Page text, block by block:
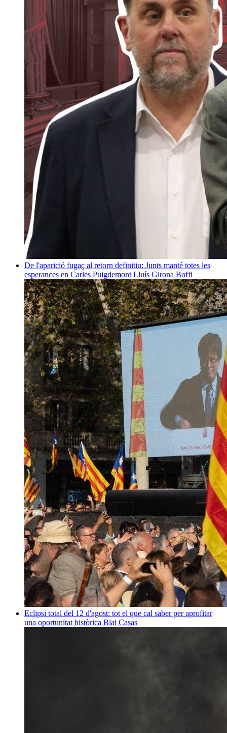
De l'aparició fugaç al retorn definitiu: Junts manté totes les
esperances en Carles Puigdemont Lluís Girona Boffi
Eclipsi total del 12 d'agost: tot el que cal saber per aprofitar
una oportunitat històrica Blai Casas